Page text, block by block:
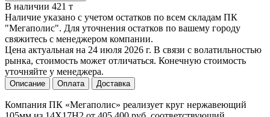
В наличии 421 т
Наличие указано с учетом остатков по всем складам ПК
"Мегаполис". Для уточнения остатков по вашему городу
свяжитесь с менеджером компании.
Цена актуальная на 24 июля 2026 г. В связи с волатильностью
рынка, стоимость может отличаться. Конечную стоимость
уточняйте у менеджера.
Описание Оплата Доставка
Компания ПК «Мегаполис» реализует круг нержавеющий